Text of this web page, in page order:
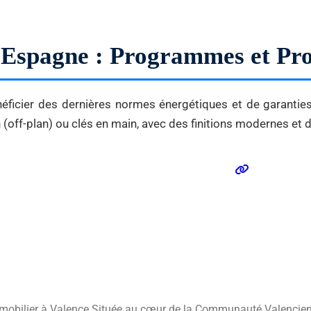
: Programmes et
des dernières normes énergétiques et de
plan) ou clés en main, avec des finitions modernes et